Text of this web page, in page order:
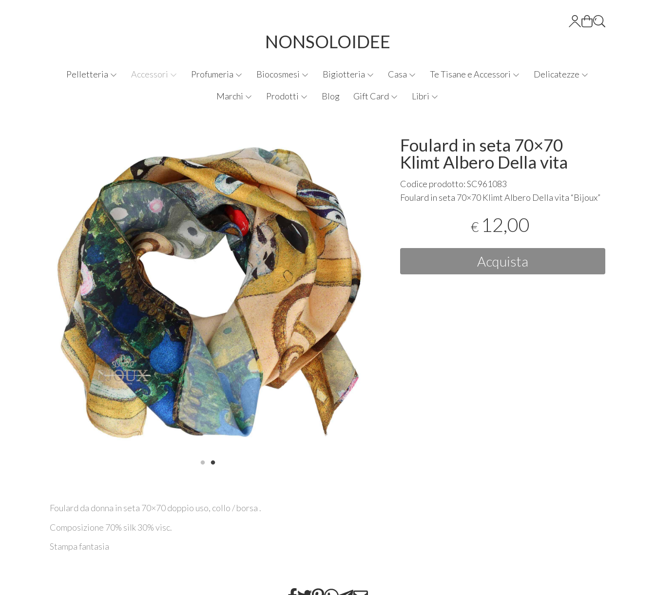
NONSOLOIDEE
Pelletteria Accessori Profumeria Biocosmesi Bigiotteria Casa Te Tisane e Accessori Delicatezze
Marchi Prodotti Blog Gift Card Libri
Foulard in seta 70×70
Klimt Albero Della vita
Codice prodotto: SC961083
Foulard in seta 70×70 Klimt Albero Della vita “Bijoux”
€ 12,00
Acquista
Foulard da donna in seta 70×70 doppio uso, collo / borsa .
Composizione 70% silk 30% visc.
Stampa fantasia